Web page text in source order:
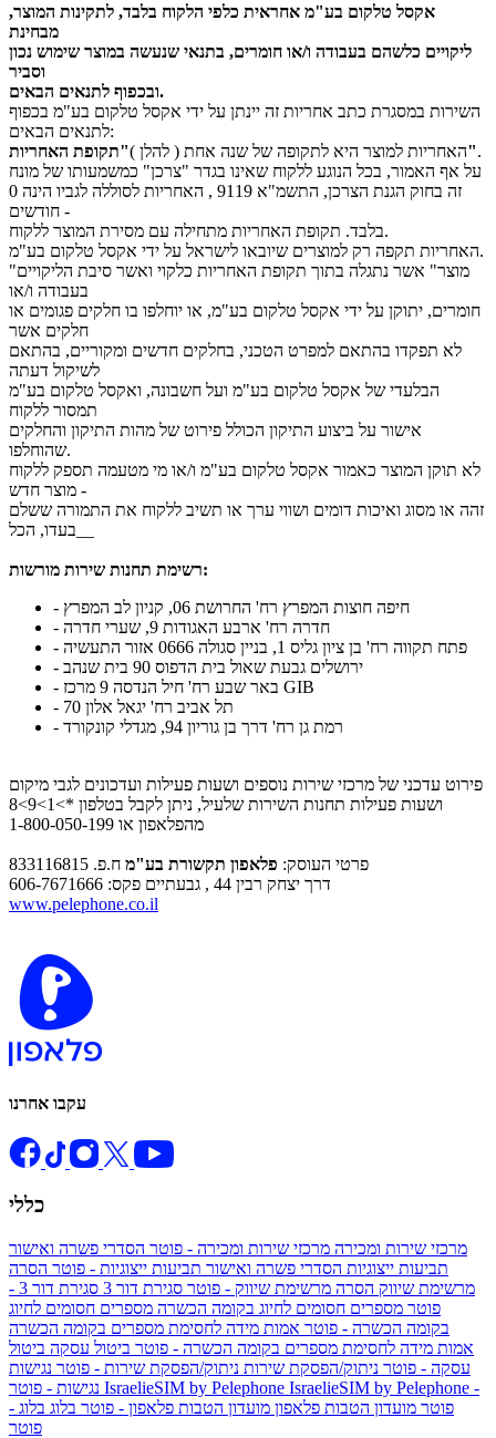
אקסל טלקום בע"מ אחראית כלפי הלקוח בלבד, לתקינות המוצר,
מבחינת
ליקויים כלשהם בעבודה ו/או חומרים, בתנאי שנעשה במוצר שימוש נכון
וסביר
ובכפוף לתנאים הבאים.
השירות במסגרת כתב אחריות זה יינתן על ידי אקסל טלקום בע"מ בכפוף
לתנאים הבאים:
האחריות למוצר היא לתקופה של שנה אחת ( להלן )"תקופת האחריות".
על אף האמור, בכל הנוגע ללקוח שאינו בגדר "צרכן" כמשמעותו של מונח
זה בחוק הגנת הצרכן, התשמ"א 9119 , האחריות לסוללה לגביו הינה 0
חודשים -
בלבד. תקופת האחריות מתחילה עם מסירת המוצר ללקוח.
האחריות תקפה רק למוצרים שיובאו לישראל על ידי אקסל טלקום בע"מ.
"מוצר" אשר נתגלה בתוך תקופת האחריות כלקוי ואשר סיבת הליקויים
בעבודה ו/או
חומרים, יתוקן על ידי אקסל טלקום בע"מ, או יוחלפו בו חלקים פגומים או
חלקים אשר
לא תפקדו בהתאם למפרט הטכני, בחלקים חדשים ומקוריים, בהתאם
לשיקול דעתה
הבלעדי של אקסל טלקום בע"מ ועל חשבונה, ואקסל טלקום בע"מ
תמסור ללקוח
אישור על ביצוע התיקון הכולל פירוט של מהות התיקון והחלקים
שהוחלפו.
לא תוקן המוצר כאמור אקסל טלקום בע"מ ו/או מי מטעמה תספק ללקוח
מוצר חדש -
זהה או מסוג ואיכות דומים ושווי ערך או תשיב ללקוח את התמורה ששלם
רשימת תחנות שירות מורשות:
- חיפה חוצות המפרץ רח' החרושת 06, קניון לב המפרץ
- חדרה רח' ארבע האגודות 9, שערי חדרה
- פתח תקווה רח' בן ציון גליס 1, בניין סגולה 0666 אזור התעשיה
- ירושלים גבעת שאול בית הדפוס 90 בית שנהב
- באר שבע רח' חיל הנדסה 9 מרכז GIB
- תל אביב רח' יגאל אלון 70
- רמת גן רח' דרך בן גוריון 94, מגדלי קונקורד
פירוט עדכני של מרכזי שירות נוספים ושעות פעילות ועדכונים לגבי מיקום
ושעות פעילות תחנות השירות שלעיל, ניתן לקבל בטלפון *>1>9>8
מהפלאפון או 1-800-050-199
פרטי העוסק: פלאפון תקשורת בע"מ ח.פ. 833116815
דרך יצחק רבין 44 , גבעתיים פקס: 606-7671666
www.pelephone.co.il
עקבו אחרנו
כללי
מרכזי שירות ומכירה מרכזי שירות ומכירה - פוטר הסדרי פשרה ואישור
תביעות ייצוגיות הסדרי פשרה ואישור תביעות ייצוגיות - פוטר הסרה
מרשימת שיווק הסרה מרשימת שיווק - פוטר סגירת דור 3
סגירת דור 3 -
פוטר מספרים חסומים לחיוג בקומה הכשרה מספרים חסומים לחיוג
בקומה הכשרה - פוטר אמות מידה לחסימת מספרים בקומה הכשרה
אמות מידה לחסימת מספרים בקומה הכשרה - פוטר ביטול עסקה ביטול
עסקה - פוטר ניתוק/הפסקת שירות ניתוק/הפסקת שירות - פוטר נגישות
IsraelieSIM by Pelephone IsraelieSIM by Pelephone -
פוטר מועדון הטבות פלאפון מועדון הטבות פלאפון - פוטר בלוג בלוג -
פוטר